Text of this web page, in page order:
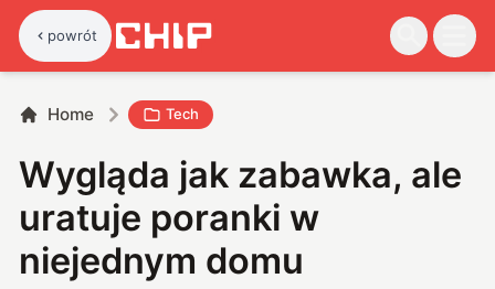
powrót
Home Tech
Wygląda jak zabawka, ale
uratuje poranki w
niejednym domu